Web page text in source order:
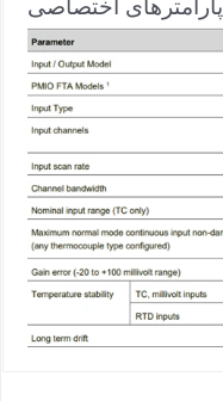
پارامترهای اختصاصی